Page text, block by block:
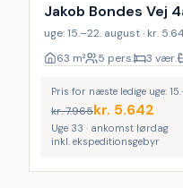
LAST MINUTE
Jakob Bondes Vej
uge: 15.–22. august · kr.
63 m² 5 pers. 3 vær.
Pris for næste ledige uge:
kr.7.965kr. 5.642
Uge 33 · ankomst lørdag
inkl. ekspeditionsgebyr